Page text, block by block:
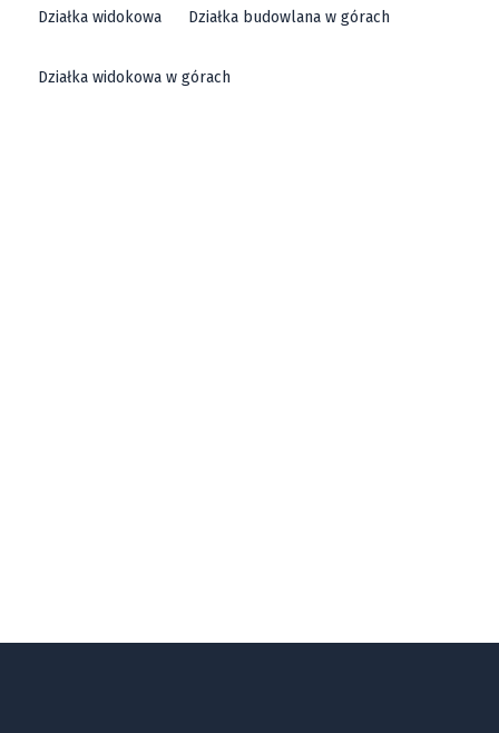
Działka widokowa Działka budowlana w górach
Działka widokowa w górach